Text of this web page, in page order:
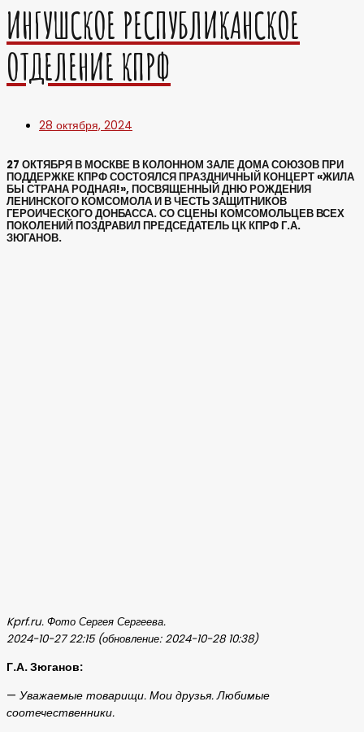
ИНГУШСКОЕ РЕСПУБЛИКАНСКОЕ
ОТДЕЛЕНИЕ КПРФ
28 октября, 2024
27 ОКТЯБРЯ В МОСКВЕ В КОЛОННОМ ЗАЛЕ ДОМА СОЮЗОВ ПРИ
ПОДДЕРЖКЕ КПРФ СОСТОЯЛСЯ ПРАЗДНИЧНЫЙ КОНЦЕРТ «ЖИЛА
БЫ СТРАНА РОДНАЯ!», ПОСВЯЩЕННЫЙ ДНЮ РОЖДЕНИЯ
ЛЕНИНСКОГО КОМСОМОЛА И В ЧЕСТЬ ЗАЩИТНИКОВ
ГЕРОИЧЕСКОГО ДОНБАССА. СО СЦЕНЫ КОМСОМОЛЬЦЕВ ВСЕХ
ПОКОЛЕНИЙ ПОЗДРАВИЛ ПРЕДСЕДАТЕЛЬ ЦК КПРФ Г.А.
ЗЮГАНОВ.
Kprf.ru. Фото Сергея Сергеева.
2024-10-27 22:15 (обновление: 2024-10-28 10:38)
Г.А. Зюганов:
— Уважаемые товарищи. Мои друзья. Любимые
соотечественники.